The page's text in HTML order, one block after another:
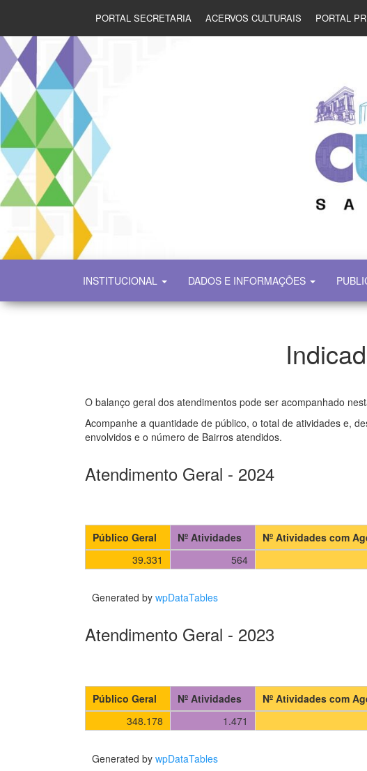
PORTAL SECRETARIA ACERVOS CULTURAIS PORTAL
SECULT
INSTITUCIONAL DADOS E INFORMAÇÕES
O balanço geral dos atendimentos pode ser acompanhado
Acompanhe a quantidade de público, o total de atividades e,
envolvidos e o número de Bairros atendidos.
Atendimento Geral - 2024
Público Geral Nº Atividades Nº Atividades com
39.331
564
Generated by wpDataTables
Atendimento Geral - 2023
Público Geral Nº Atividades Nº Atividades com
348.178
1.471
Generated by wpDataTables